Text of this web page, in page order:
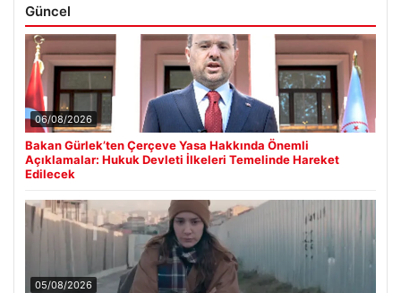
Güncel
06/08/2026
Bakan Gürlek’ten Çerçeve Yasa Hakkında Önemli
Açıklamalar: Hukuk Devleti İlkeleri Temelinde Hareket
Edilecek
05/08/2026